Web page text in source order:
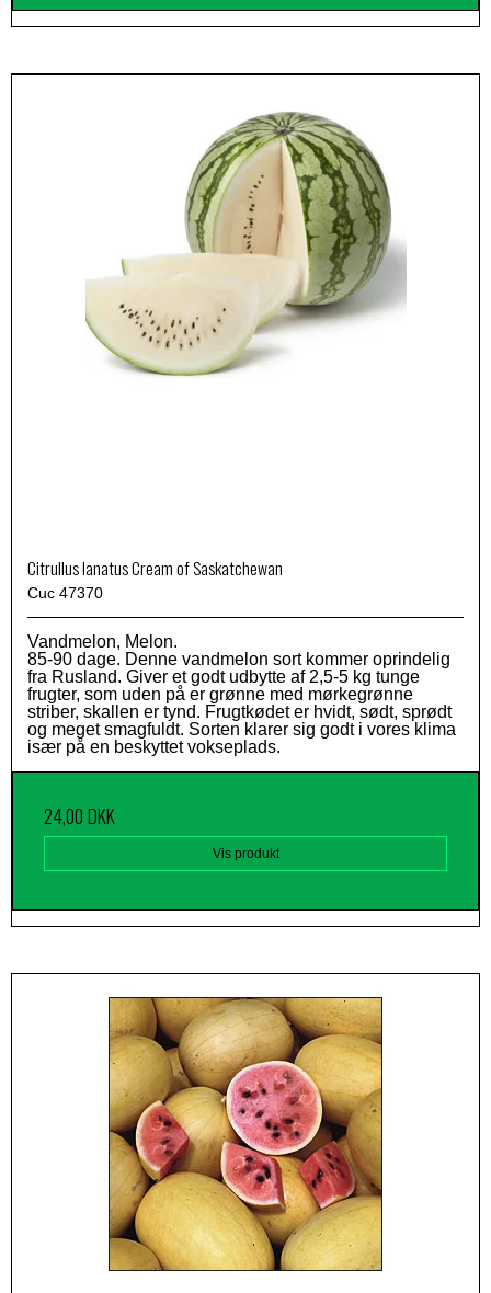
Citrullus lanatus Cream of Saskatchewan
Cuc 47370
Vandmelon, Melon.
85-90 dage. Denne vandmelon sort kommer oprindelig
fra Rusland. Giver et godt udbytte af 2,5-5 kg tunge
frugter, som uden på er grønne med mørkegrønne
striber, skallen er tynd. Frugtkødet er hvidt, sødt, sprødt
og meget smagfuldt. Sorten klarer sig godt i vores klima
især på en beskyttet vokseplads.
24,00 DKK
Vis produkt